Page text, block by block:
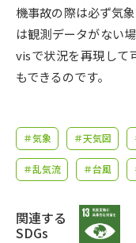
学
学問のミニ講義「夢ナビ
機事故の際は必ず気
は観測データがない
visで状況を再現して
もできるのです。
＃気象 ＃天気図
＃乱気流 ＃台風
関連する
SDGs